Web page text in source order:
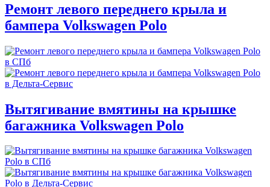
Ремонт левого переднего крыла и
бампера Volkswagen Polo
Вытягивание вмятины на крышке
багажника Volkswagen Polo